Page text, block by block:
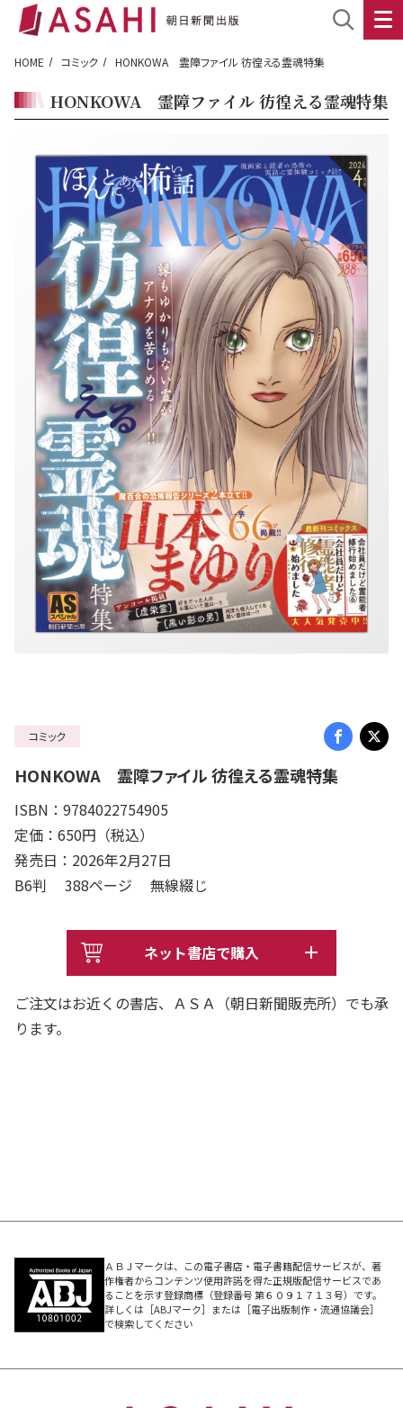
HOME コミック HONKOWA 霊障ファイル 彷徨える霊魂特集
HONKOWA 霊障ファイル 彷徨える霊魂特集
コミック
HONKOWA 霊障ファイル 彷徨える霊魂特集
ISBN：9784022754905
定価：650円（税込）
発売日：2026年2月27日
B6判 388ページ 無線綴じ
ネット書店で購入
ご注文はお近くの書店、ＡＳＡ（朝日新聞販売所）でも承
ります。
ＡＢＪマークは、この電子書店・電子書籍配信サービスが、著
作権者からコンテンツ使用許諾を得た正規版配信サービスであ
ることを示す登録商標（登録番号 第６０９１７１３号）です。
詳しくは［ABJマーク］または［電子出版制作・流通協議会］
で検索してください